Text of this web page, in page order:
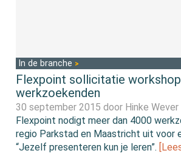
In de branche
Flexpoint sollicitatie
werkzoekenden
30 september 2015 door Hinke Wever
Flexpoint nodigt meer dan 4000
regio Parkstad en Maastricht uit voor
“Jezelf presenteren kun je leren”.